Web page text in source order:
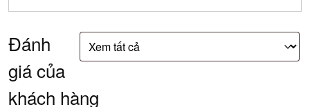
Đánh
giá của
khách hàng